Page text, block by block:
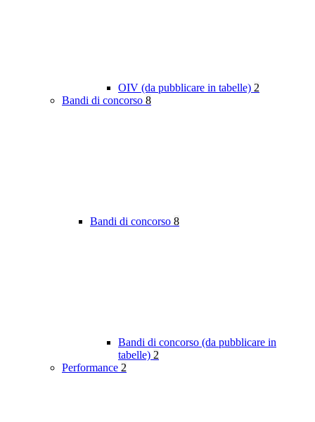
OIV (da pubblicare in tabelle) 2
Bandi di concorso 8
Bandi di concorso 8
Bandi di concorso (da pubblicare in
tabelle) 2
Performance 2